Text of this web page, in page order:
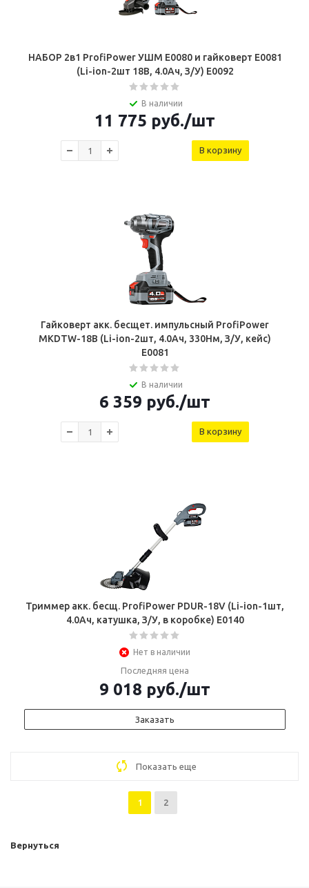
НАБОР 2в1 ProfiPower УШМ E0080 и гайковерт E0081
(Li-ion-2шт 18В, 4.0Ач, З/У) E0092
В наличии
11 775 руб./шт
В корзину
Гайковерт акк. бесщет. импульсный ProfiPower
MKDTW-18B (Li-ion-2шт, 4.0Ач, 330Нм, З/У, кейс)
E0081
В наличии
6 359 руб./шт
В корзину
Триммер акк. бесщ. ProfiPower PDUR-18V (Li-ion-1шт,
4.0Ач, катушка, З/У, в коробке) E0140
Нет в наличии
Последняя цена
9 018 руб./шт
Заказать
Показать еще
1 2
Вернуться